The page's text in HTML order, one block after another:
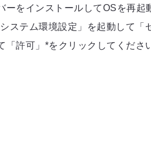
ーをインストールしてOSを再起
ステム環境設定」を起動して「
「許可」*をクリックしてくださ